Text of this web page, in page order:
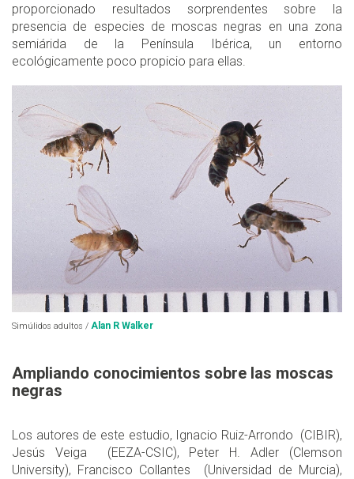
proporcionado resultados sorprendentes sobre la
presencia de especies de moscas negras en una zona
semiárida de la Península Ibérica, un entorno
ecológicamente poco propicio para ellas.
Simúlidos adultos / Alan R Walker
Ampliando conocimientos sobre las moscas
negras
Los autores de este estudio, Ignacio Ruiz-Arrondo (CIBIR),
Jesús Veiga (EEZA-CSIC), Peter H. Adler (Clemson
University), Francisco Collantes (Universidad de Murcia),